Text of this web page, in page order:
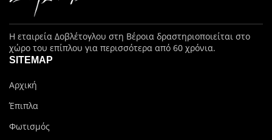
Η εταιρεία Δοβλέτογλου στη Βέροια δραστηριοποιείται στο
χώρο του επίπλου για περισσότερα από 60 χρόνια.
SITEMAP
Αρχική
Έπιπλα
Φωτισμός